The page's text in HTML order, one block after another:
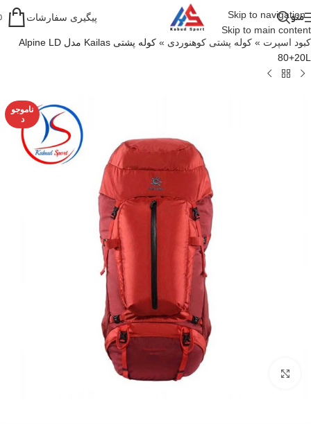
Skip to navigation
Skip to main content
منو پیگیری سفارشات
کبود اسپرت » کوله پشتی کوهنوردی »
کوله پشتی Kailas مدل Alpine LD
80+20L
ناموجو
د